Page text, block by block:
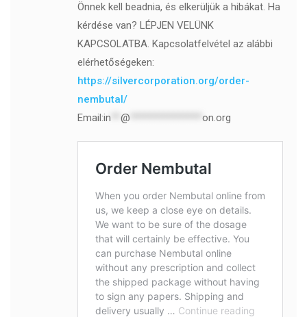
Önnek kell beadnia, és elkerüljük a hibákat. Ha
kérdése van? LÉPJEN VELÜNK
KAPCSOLATBA. Kapcsolatfelvétel az alábbi
elérhetőségeken:
https://silvercorporation.org/order-
nembutal/
Email:in @ on.org